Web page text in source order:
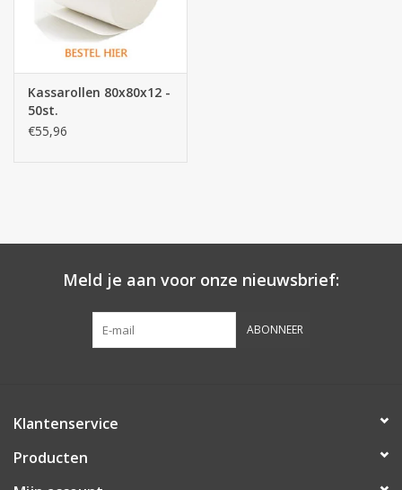
Kassarollen 80x80x12 -
50st.
€55,96
Meld je aan voor onze nieuwsbrief:
ABONNEER
Klantenservice
Producten